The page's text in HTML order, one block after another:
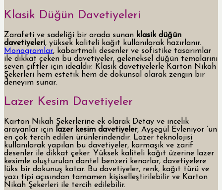
Klasik Düğün Davetiyeleri
Zarafeti ve sadeliği bir arada sunan klasik düğün
davetiyeleri, yüksek kaliteli kağıt kullanılarak hazırlanır.
Monogramlar, kabartmalı desenler ve sofistike tasarımlar
ile dikkat çeken bu davetiyeler, geleneksel düğün temalarını
seven çiftler için idealdir. Klasik davetiyelerle Karton Nikah
Şekerleri hem estetik hem de dokunsal olarak zengin bir
deneyim sunar.
Lazer Kesim Davetiyeler
Karton Nikah Şekerlerine ek olarak Detay ve incelik
arayanlar için lazer kesim davetiyeler, Ayşegül Evleniyor ’un
en çok tercih edilen ürünlerindendir. Lazer teknolojisi
kullanılarak yapılan bu davetiyeler, karmaşık ve zarif
desenler ile dikkat çeker. Yüksek kaliteli kağıt üzerine lazer
kesimle oluşturulan dantel benzeri kenarlar, davetiyelere
lüks bir dokunuş katar. Bu davetiyeler, renk, kağıt türü ve
yazı tipi açısından tamamen kişiselleştirilebilir ve Karton
Nikah Şekerleri ile tercih edilebilir.